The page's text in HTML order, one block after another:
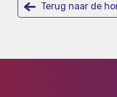
Terug naar de